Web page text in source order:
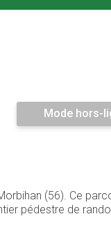
Mode hors-
(56). Ce
pédestre de